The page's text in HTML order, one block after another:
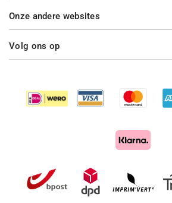
Onze andere websites
Volg ons op